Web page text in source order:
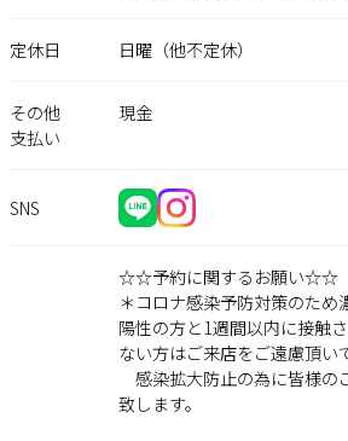
定休日 日曜（他不定休）
その他
支払い
現金
SNS
☆☆予約に関するお願い☆☆
＊コロナ感染予防対策のため
陽性の方と1週間以内に接触
ない方はご来店をご遠慮頂い
感染拡大防止の為に皆様の
致します。